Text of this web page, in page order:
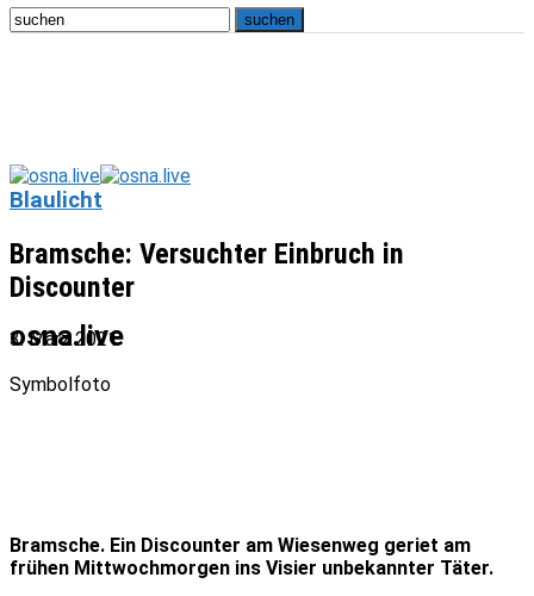
osna.live
Blaulicht
Bramsche: Versuchter Einbruch in
Discounter
3. März 2021
Symbolfoto
Bramsche. Ein Discounter am Wiesenweg geriet am
frühen Mittwochmorgen ins Visier unbekannter Täter.